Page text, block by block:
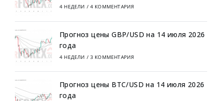
4 НЕДЕЛИ / 4 КОММЕНТАРИЯ
Прогноз цены GBP/USD на 14 июля 2026
года
4 НЕДЕЛИ / 3 КОММЕНТАРИЯ
Прогноз цены BTC/USD на 14 июля 2026
года